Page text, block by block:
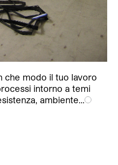
che modo il tuo lavoro
intorno a temi
ambiente…